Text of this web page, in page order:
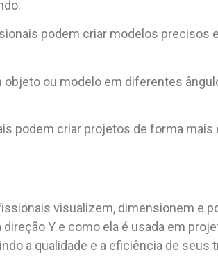
podem criar modelos precisos e
ou modelo em diferentes
podem criar projetos de forma mais
visualizem, dimensionem e
Y e como ela é usada em
a qualidade e a eficiência de seus